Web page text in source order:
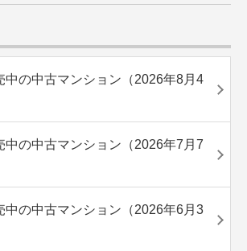
中の中古マンション（2026年8月4
中の中古マンション（2026年7月7
中の中古マンション（2026年6月3